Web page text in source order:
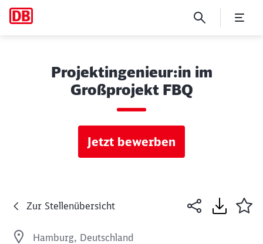
Projektingenieur:in im
Großprojekt FBQ
Jetzt bewerben
Zur Stellenübersicht
Hamburg, Deutschland